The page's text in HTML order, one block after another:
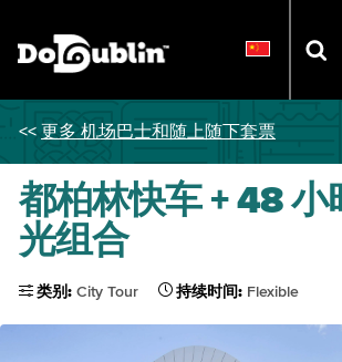
<< 更多 机场巴士和随上随下套票
都柏林快车 + 48 小
光组合
类别: City Tour 持续时间: Flexible